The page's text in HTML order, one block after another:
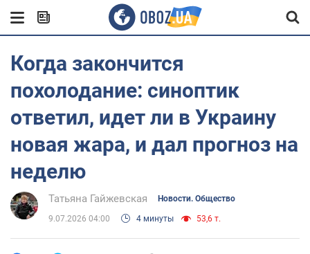
Когда закончится
похолодание: синоптик
ответил, идет ли в Украину
новая жара, и дал прогноз на
неделю
Татьяна Гайжевская Новости. Общество
9.07.2026 04:00 4 минуты 53,6 т.